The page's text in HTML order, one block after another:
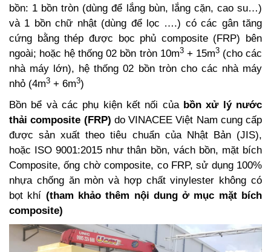
bồn: 1 bồn tròn (dùng để lắng bùn, lắng cặn, cao su…)
và 1 bồn chữ nhật (dùng để lọc ….) có các gân tăng
cứng bằng thép được bọc phủ composite (FRP) bên
ngoài; hoặc hệ thống 02 bồn tròn 10m3+ 15m3(cho các
nhà máy lớn), hệ thống 02 bồn tròn cho các nhà máy
nhỏ (4m3 + 6m3)
Bồn bể và các phụ kiện kết nối của bồn xử lý nước
thải composite (FRP) do VINACEE Việt Nam cung cấp
được sản xuất theo tiêu chuẩn của Nhật Bản (JIS),
hoặc ISO 9001:2015 như thân bồn, vách bồn, mặt bích
Composite, ống chờ composite, co FRP, sử dụng 100%
nhựa chống ăn mòn và hợp chất vinylester không có
bọt khí (tham khảo thêm nội dung ở mục mặt bích
composite)